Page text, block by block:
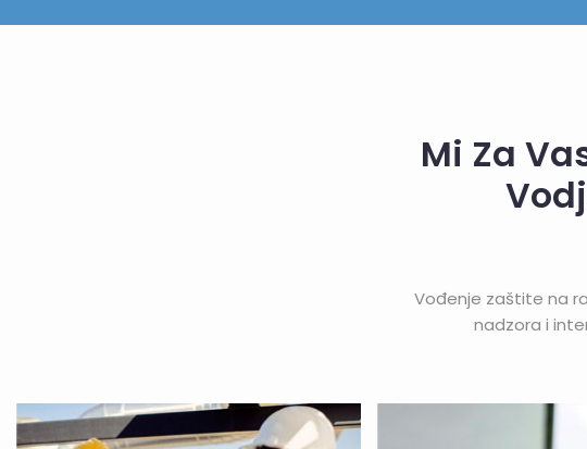
Mi Za
Vođenje zaštite na
nadzora i